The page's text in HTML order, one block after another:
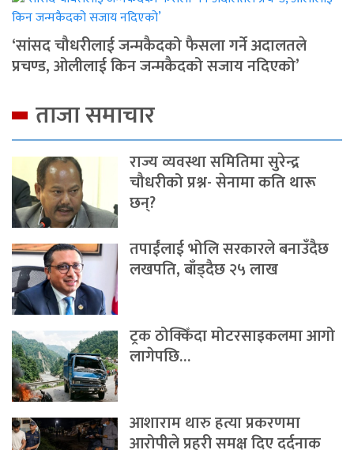
‘सांसद चौधरीलाई जन्मकैदको फैसला गर्ने अदालतले
प्रचण्ड, ओलीलाई किन जन्मकैदको सजाय नदिएको’
ताजा समाचार
राज्य व्यवस्था समितिमा सुरेन्द्र
चौधरीको प्रश्न- सेनामा कति थारू
छन्?
तपाईंलाई भोलि सरकारले बनाउँदैछ
लखपति, बाँड्दैछ २५ लाख
ट्रक ठोक्किँदा मोटरसाइकलमा आगो
लागेपछि…
आशाराम थारु हत्या प्रकरणमा
आरोपीले प्रहरी समक्ष दिए दर्दनाक